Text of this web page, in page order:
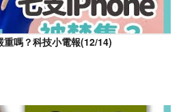
嗎？科技小電報(12/14)